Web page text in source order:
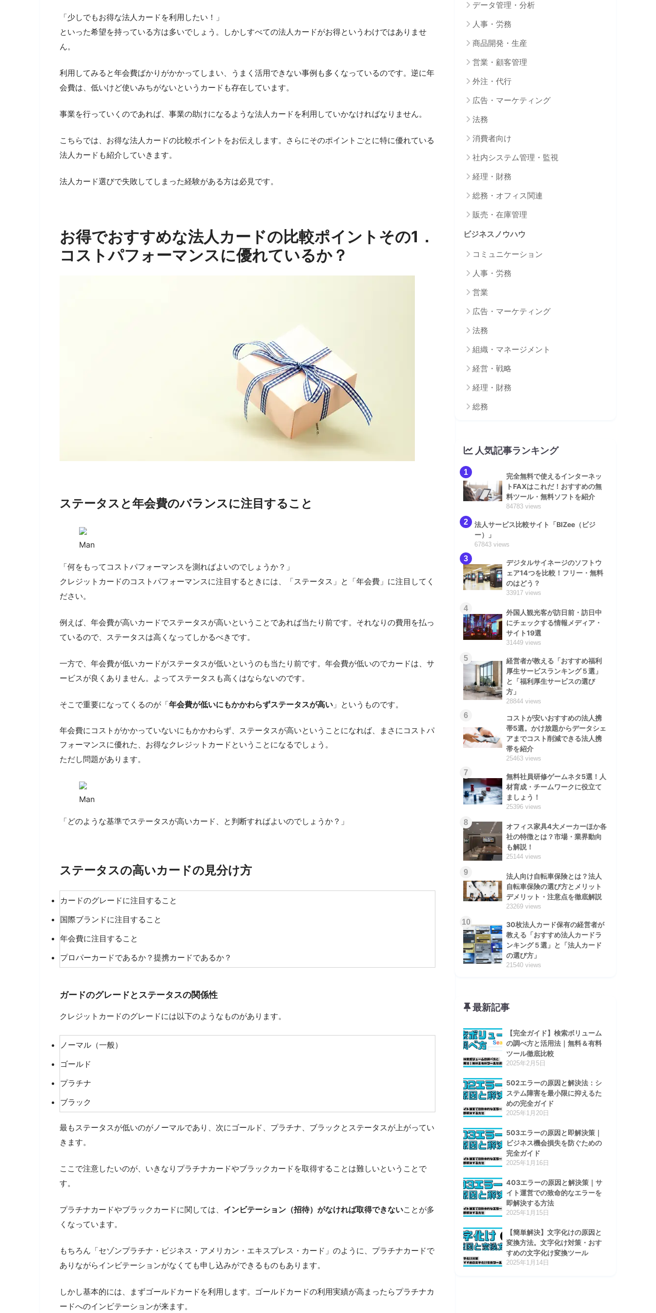
「少しでもお得な法人カードを利用したい！」
といった希望を持っている方は多いでしょう。しかしすべての法人カードがお得というわけではありませ
ん。
利用してみると年会費ばかりがかかってしまい、うまく活用できない事例も多くなっているのです。逆に年
会費は、低いけど使いみちがないというカードも存在しています。
事業を行っていくのであれば、事業の助けになるような法人カードを利用していかなければなりません。
こちらでは、お得な法人カードの比較ポイントをお伝えします。さらにそのポイントごとに特に優れている
法人カードも紹介していきます。
法人カード選びで失敗してしまった経験がある方は必見です。
お得でおすすめな法人カードの比較ポイントその1．
コストパフォーマンスに優れているか？
ステータスと年会費のバランスに注目すること
Man
「何をもってコストパフォーマンスを測ればよいのでしょうか？」
クレジットカードのコストパフォーマンスに注目するときには、「ステータス」と「年会費」に注目してく
ださい。
例えば、年会費が高いカードでステータスが高いということであれば当たり前です。それなりの費用を払っ
ているので、ステータスは高くなってしかるべきです。
一方で、年会費が低いカードがステータスが低いというのも当たり前です。年会費が低いのでカードは、サ
ービスが良くありません。よってステータスも高くはならないのです。
そこで重要になってくるのが「年会費が低いにもかかわらずステータスが高い 」というものです。
年会費にコストがかかっていないにもかかわらず、ステータスが高いということになれば、まさにコストパ
フォーマンスに優れた、お得なクレジットカードということになるでしょう。
ただし問題があります。
Man
「どのような基準でステータスが高いカード、と判断すればよいのでしょうか？」
ステータスの高いカードの見分け方
カードのグレードに注目すること
国際ブランドに注目すること
年会費に注目すること
プロパーカードであるか？提携カードであるか？
ガードのグレードとステータスの関係性
クレジットカードのグレードには以下のようなものがあります。
ノーマル（一般）
ゴールド
プラチナ
ブラック
最もステータスが低いのがノーマルであり、次にゴールド、プラチナ、ブラックとステータスが上がってい
きます。
ここで注意したいのが、いきなりプラチナカードやブラックカードを取得することは難しいということで
す。
プラチナカードやブラックカードに関しては、 インビテーション（招待）がなければ取得できないことが多
くなっています。
もちろん「セゾンプラチナ・ビジネス・アメリカン・エキスプレス・カード」のように、プラチナカードで
ありながらインビテーションがなくても申し込みができるものもあります。
しかし基本的には、まずゴールドカードを利用します。ゴールドカードの利用実績が高まったらプラチナカ
ードへのインビテーションが来ます。
データ管理・分析
人事・労務
商品開発・生産
営業・顧客管理
外注・代行
広告・マーケティング
法務
消費者向け
社内システム管理・監視
経理・財務
総務・オフィス関連
販売・在庫管理
ビジネスノウハウ
コミュニケーション
人事・労務
営業
広告・マーケティング
法務
組織・マネージメント
経営・戦略
経理・財務
総務
人気記事ランキング
1
完全無料で使えるインターネッ
トFAXはこれだ！おすすめの無
料ツール・無料ソフトを紹介
84783 views
2
法人サービス比較サイト「BIZee（ビジ
ー）」
67843 views
3
デジタルサイネージのソフトウ
ェア14つを比較！フリー・無料
のはどう？
33917 views
4
外国人観光客が訪日前・訪日中
にチェックする情報メディア・
サイト19選
31449 views
5
経営者が教える「おすすめ福利
厚生サービスランキング５選」
と「福利厚生サービスの選び
方」
28844 views
6
コストが安いおすすめの法人携
帯5選。かけ放題からデータシェ
アまでコスト削減できる法人携
帯を紹介
25463 views
7
無料社員研修ゲームネタ5選！人
材育成・チームワークに役立て
ましょう！
25396 views
8
オフィス家具4大メーカーほか各
社の特徴とは？市場・業界動向
も解説！
25144 views
9
法人向け自転車保険とは？法人
自転車保険の選び方とメリット
デメリット・注意点を徹底解説
23269 views
10
30枚法人カード保有の経営者が
教える「おすすめ法人カードラ
ンキング５選」と「法人カード
の選び方」
21540 views
最新記事
【完全ガイド】検索ボリューム
の調べ方と活用法｜無料＆有料
ツール徹底比較
2025年2月5日
502エラーの原因と解決法：シ
ステム障害を最小限に抑えるた
めの完全ガイド
2025年1月20日
503エラーの原因と即解決策｜
ビジネス機会損失を防ぐための
完全ガイド
2025年1月16日
403エラーの原因と解決策｜サ
イト運営での致命的なエラーを
即解決する方法
2025年1月15日
【簡単解決】文字化けの原因と
変換方法。文字化け対策・おす
すめの文字化け変換ツール
2025年1月14日